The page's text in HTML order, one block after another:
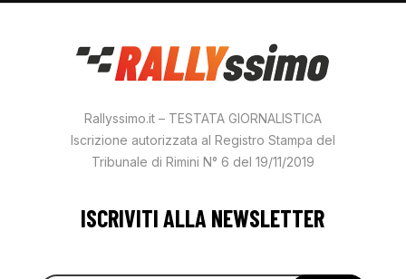
Rallyssimo.it – TESTATA GIORNALISTICA
Iscrizione autorizzata al Registro Stampa del
Tribunale di Rimini N° 6 del 19/11/2019
ISCRIVITI ALLA NEWSLETTER